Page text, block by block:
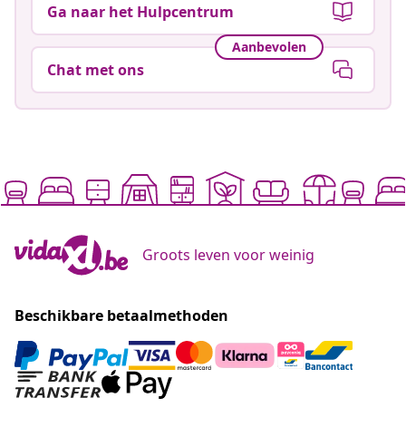
Ga naar het Hulpcentrum
Aanbevolen
Chat met ons
Groots leven voor weinig
Beschikbare betaalmethoden